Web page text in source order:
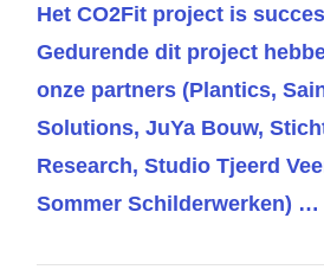
Het CO2Fit project is
Gedurende dit project
onze partners (Plantics,
Solutions, JuYa Bouw,
Research, Studio Tjeerd
Sommer Schilderwerken) …